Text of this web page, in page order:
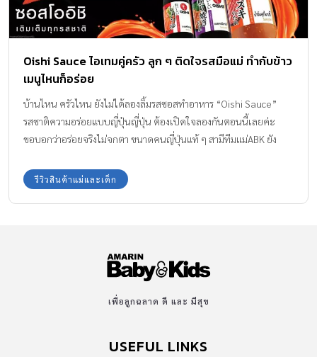
Oishi Sauce ไอเทมคู่ครัว ลูก ๆ ติดใจรสมือแม่ ทำกับข้าว
เมนูไหนก็อร่อย
บ้านไหน ครัวไหน ยังไม่ได้ลองลิ้มรสซอสทำอาหาร “Oishi Sauce”
รสชาติความอร่อยแบบญี่ปุ๋นญี่ปุ่น ต้องเปิดใจลองกันตอนนี้เลยค่ะ
ขอบอกว่าอร่อยจริงไม่จกตา ขนาดคนญี่ปุ่นแท้ ๆ สามีทีมแม่ABK ยัง
กระทันหัน ไปเดินซูเปอร์เห็นไอเทมปรุงอาหารมาใหม่ เป็นต้องซื้อมาทำ
อาหาร ครั้งนี้แม่บ้านญี่ปุ่นหัวใจไทย จัดมา 3 รสชาติอร่อย ไว้ทำกับข้าว
รีวิวสินค้าแม่และเด็ก
เพื่อลูกฉลาด ดี และ มีสุข
USEFUL LINKS